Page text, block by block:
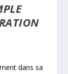
dans sa